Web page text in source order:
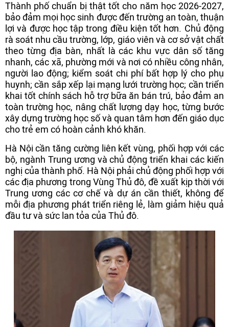
Thành phố chuẩn bị thật tốt cho năm học 2026-2027,
bảo đảm mọi học sinh được đến trường an toàn, thuận
lợi và được học tập trong điều kiện tốt hơn. Chủ động
rà soát nhu cầu trường, lớp, giáo viên và cơ sở vật chất
theo từng địa bàn, nhất là các khu vực dân số tăng
nhanh, các xã, phường mới và nơi có nhiều công nhân,
người lao động; kiểm soát chi phí bất hợp lý cho phụ
huynh; cần sắp xếp lại mạng lưới trường học; cần triển
khai tốt chính sách hỗ trợ bữa ăn bán trú, bảo đảm an
toàn trường học, nâng chất lượng dạy học, từng bước
xây dựng trường học số và quan tâm hơn đến giáo dục
cho trẻ em có hoàn cảnh khó khăn.
Hà Nội cần tăng cường liên kết vùng, phối hợp với các
bộ, ngành Trung ương và chủ động triển khai các kiến
nghị của thành phố. Hà Nội phải chủ động phối hợp với
các địa phương trong Vùng Thủ đô, đề xuất kịp thời với
Trung ương các cơ chế và dự án cần thiết, không để
mỗi địa phương phát triển riêng lẻ, làm giảm hiệu quả
đầu tư và sức lan tỏa của Thủ đô.